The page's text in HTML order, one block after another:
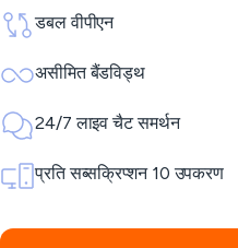
डबल वीपीएन
असीमित बैंडविड्थ
24/7 लाइव चैट समर्थन
प्रति सब्सक्रिप्शन 10 उपकरण